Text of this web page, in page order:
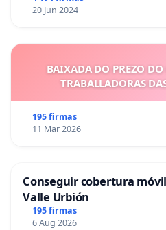
20 Jun 2024
BAIXADA DO PREZO DO
TRABALLADORAS
195 firmas
11 Mar 2026
Conseguir cobertura
Valle Urbión
195 firmas
6 Aug 2026